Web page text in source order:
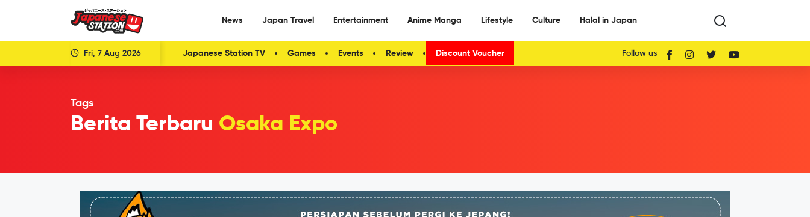
News Japan Travel Entertainment Anime Manga Lifestyle Culture Halal in Japan
Fri, 7 Aug 2026 Japanese Station TV Games Events Review Discount Voucher Follow us
Tags
Berita Terbaru Osaka Expo